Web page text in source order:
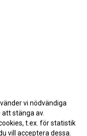
vi nödvändiga
stänga av.
t.ex. för statistik
vill acceptera dessa.